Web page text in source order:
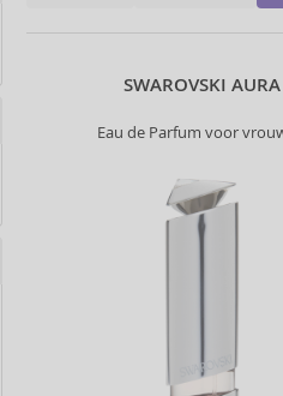
SWAROVSKI AURA
Eau de Parfum voor